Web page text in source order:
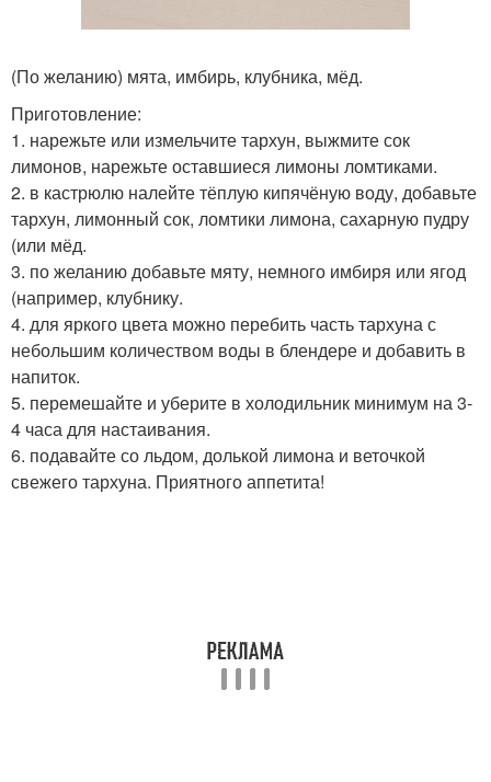
(По желанию) мята, имбирь, клубника, мёд.
Приготовление:
1. нарежьте или измельчите тархун, выжмите сок
лимонов, нарежьте оставшиеся лимоны ломтиками.
2. в кастрюлю налейте тёплую кипячёную воду, добавьте
тархун, лимонный сок, ломтики лимона, сахарную пудру
(или мёд.
3. по желанию добавьте мяту, немного имбиря или ягод
(например, клубнику.
4. для яркого цвета можно перебить часть тархуна с
небольшим количеством воды в блендере и добавить в
напиток.
5. перемешайте и уберите в холодильник минимум на 3-
4 часа для настаивания.
6. подавайте со льдом, долькой лимона и веточкой
свежего тархуна. Приятного аппетита!